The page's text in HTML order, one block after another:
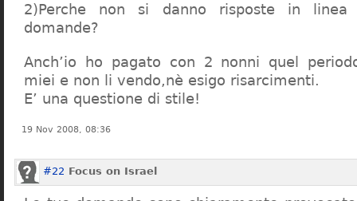
2)Perche non si danno risposte in
domande?
Anch’io ho pagato con 2 nonni quel
miei e non li vendo,nè esigo risarcimenti.
E’ una questione di stile!
19 Nov 2008, 08:36
#22 Focus on Israel